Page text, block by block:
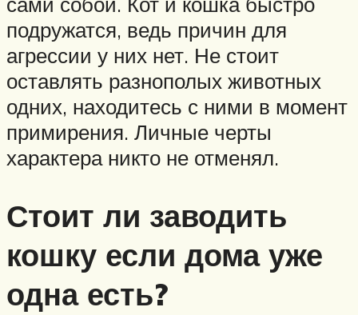
подружатся, ведь причин для
агрессии у них нет. Не стоит
оставлять разнополых животных
одних, находитесь с ними в момент
примирения. Личные черты
характера никто не отменял.
Стоит ли заводить
кошку если дома уже
одна есть?